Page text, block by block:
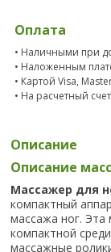
Оплата
• Наличными при
• Наложенным
• Картой Visa,
• На расчетный
Описание
Описание
Массажер для
компактный
массажа ног. Эта
компактной среди
массажные